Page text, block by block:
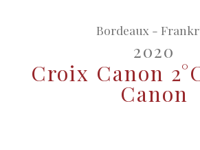
Bordeaux -
2020
Croix Canon
Canon